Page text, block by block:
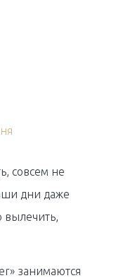
совсем не
дни даже
занимаются